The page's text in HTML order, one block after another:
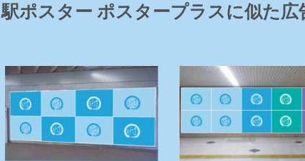
駅ポスター ポスタープラスに似た広